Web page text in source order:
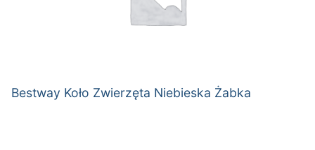
Bestway Koło Zwierzęta Niebieska Żabka